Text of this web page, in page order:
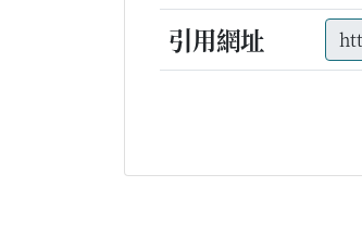
引用網址